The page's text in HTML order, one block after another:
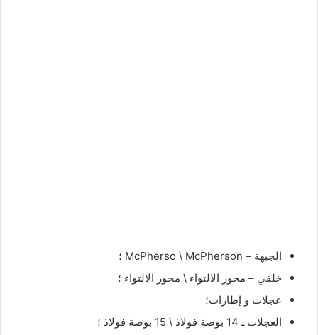
الجبهة – McPherso \ McPherson ؛
خلفي – محور الالتواء \ محور الالتواء ؛
عجلات و إطارات؛
العجلات ـ 14 بوصة فولاذ \ 15 بوصة فولاذ ؛